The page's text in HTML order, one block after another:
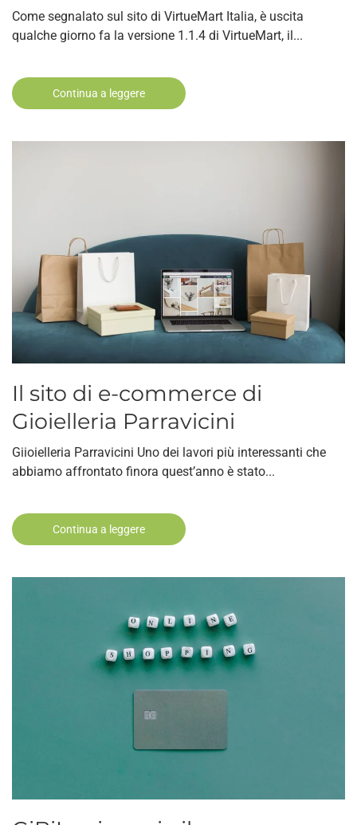
Come segnalato sul sito di VirtueMart Italia, è uscita
qualche giorno fa la versione 1.1.4 di VirtueMart, il...
Continua a leggere
Il sito di e-commerce di
Gioielleria Parravicini
Giioielleria Parravicini Uno dei lavori più interessanti che
abbiamo affrontato finora quest’anno è stato...
Continua a leggere